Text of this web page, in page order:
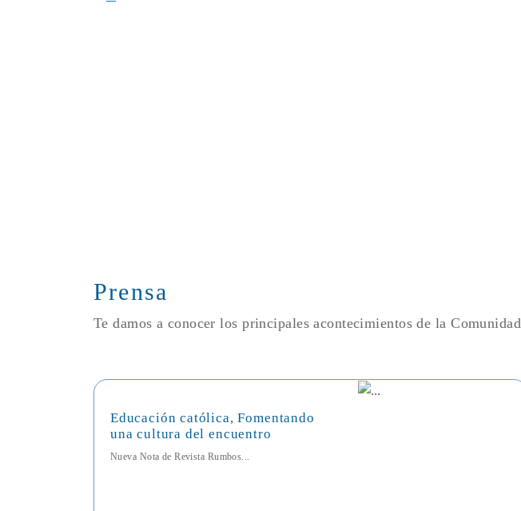
Prensa
Te damos a conocer los principales acontecimientos de la Comunidad
Educación católica, Fomentando
una cultura del encuentro
Nueva Nota de Revista Rumbos...